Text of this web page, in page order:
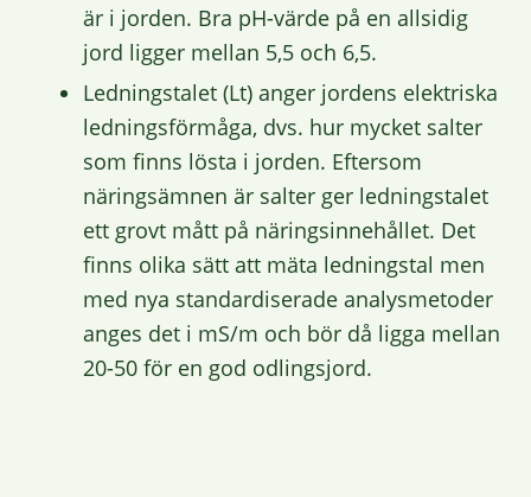
är i jorden. Bra pH-värde på en allsidig
jord ligger mellan 5,5 och 6,5.
Ledningstalet (Lt) anger jordens elektriska
ledningsförmåga, dvs. hur mycket salter
som finns lösta i jorden. Eftersom
näringsämnen är salter ger ledningstalet
ett grovt mått på näringsinnehållet. Det
finns olika sätt att mäta ledningstal men
med nya standardiserade analysmetoder
anges det i mS/m och bör då ligga mellan
20-50 för en god odlingsjord.